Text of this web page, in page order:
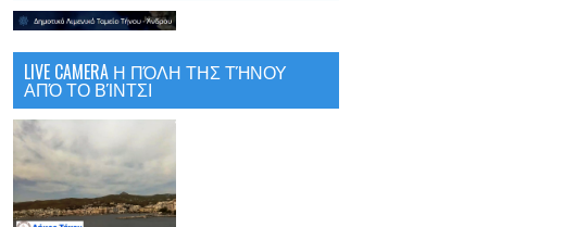
LIVE CAMERA Η ΠΌΛΗ ΤΗΣ ΤΉΝΟΥ
ΑΠΌ ΤΟ ΒΊΝΤΣΙ